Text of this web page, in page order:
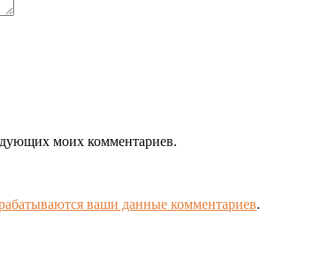
моих комментариев.
ваши данные комментариев.